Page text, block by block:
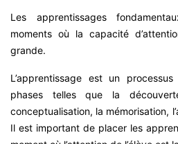
Les apprentissages
moments où la capacité
grande.
L’apprentissage est un
phases telles que la
conceptualisation, la mémorisation,
Il est important de placer les